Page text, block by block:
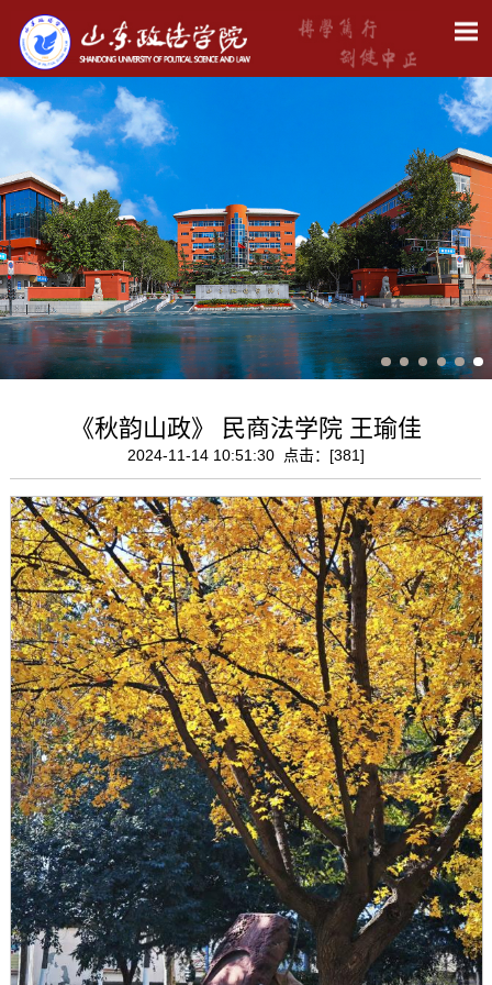
​《秋韵山政》 民商法学院 王瑜佳
2024-11-14 10:51:30 点击：[381]